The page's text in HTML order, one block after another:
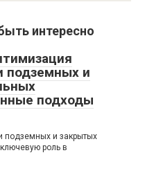
интересно
подземных и
подходы
подземных и закрытых
роль в